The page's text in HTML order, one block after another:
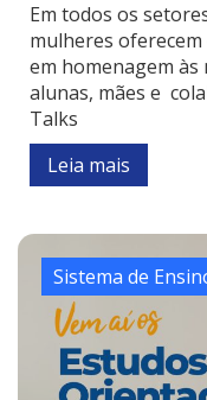
Em todos os
mulheres
em homenagem às
alunas, mães e
Talks
Leia mais
Sistema de